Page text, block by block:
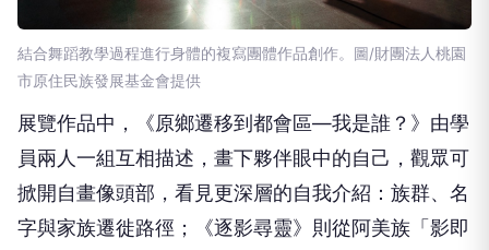
結合舞蹈教學過程進行身體的複寫團體作品創作。圖/財團法人桃園
市原住民族發展基金會提供
展覽作品中，《原鄉遷移到都會區—我是誰？》由學
員兩人一組互相描述，畫下夥伴眼中的自己，觀眾可
掀開自畫像頭部，看見更深層的自我介紹：族群、名
字與家族遷徙路徑；《逐影尋靈》則從阿美族「影即